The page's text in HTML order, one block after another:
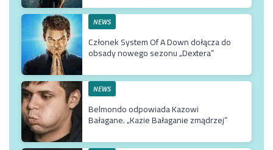
NEWS
Członek System Of A Down dołącza do
obsady nowego sezonu „Dextera”
NEWS
Belmondo odpowiada Kazowi
Bałagane. „Kazie Bałaganie zmądrzej”